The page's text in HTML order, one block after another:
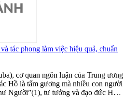
tác phong làm việc hiệu quả, chuẩn
cơ quan ngôn luận của Trung ương
Hồ là tấm gương mà nhiều con người
Người”(1), tư tưởng và đạo đức Hồ